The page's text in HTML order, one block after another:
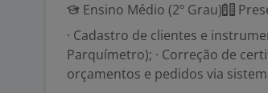
Ensino Médio (2º Grau)
· Cadastro de clientes e
Parquímetro); · Correção de
orçamentos e pedidos via